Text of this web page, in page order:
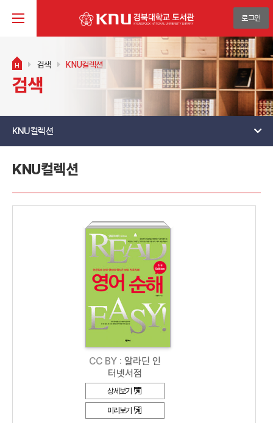
로그인
H 검색 KNU컬렉션
검색
KNU컬렉션
KNU컬렉션